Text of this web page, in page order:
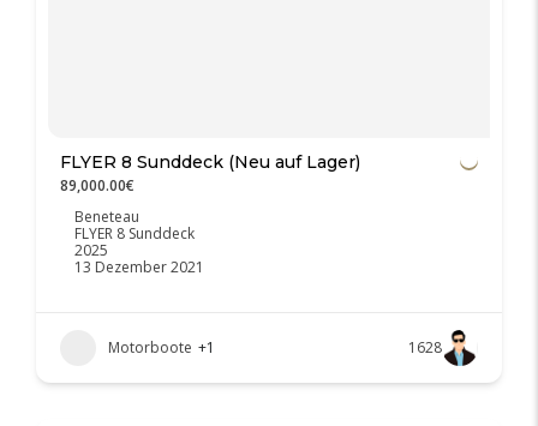
FLYER 8 Sunddeck (Neu auf Lager)
89,000.00€
Beneteau
FLYER 8 Sunddeck
2025
13 Dezember 2021
Motorboote +1 1628